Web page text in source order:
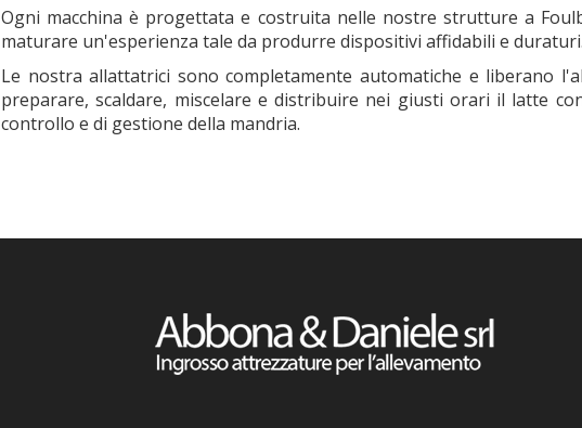
Ogni macchina è progettata e costruita nelle nostre strutture a
maturare un'esperienza tale da produrre dispositivi affidabili e duraturi.
Le nostra allattatrici sono completamente automatiche e liberano
preparare, scaldare, miscelare e distribuire nei giusti orari il latte
controllo e di gestione della mandria.